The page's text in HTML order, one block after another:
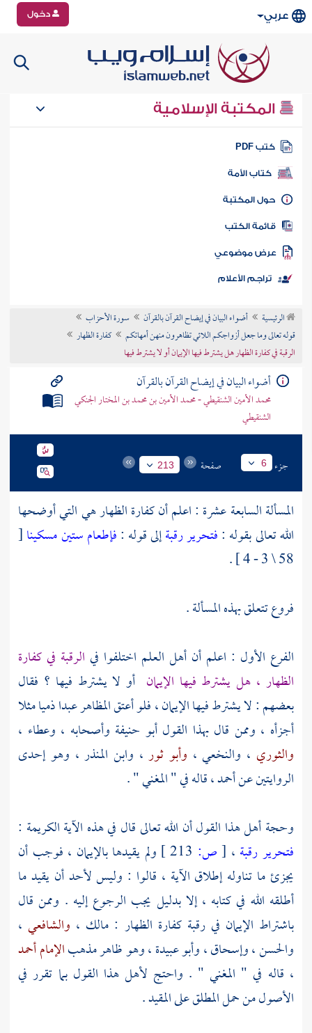
عربي دخول
المكتبة الإسلامية
كتب PDF
كتاب الأمة
المكتبة
الكتب
موضوعي
تراجم الأعلام
الرئيسية أضواء البيان في إيضاح القرآن بالقرآن
سورة الأحزاب
قوله تعالى وما جعل أزواجكم اللائي تظاهرون منهن أمهاتكم
كفارة الظهار
الرقبة في كفارة الظهار هل يشترط فيها الإيمان أو لا يشترط فيها
أضواء البيان في إيضاح القرآن بالقرآن
محمد الأمين الشنقيطي - محمد الأمين بن محمد بن المختار الجنكي
الشنقيطي
جزء 6 صفحة 213
المسألة السابعة عشرة : اعلم أن كفارة الظهار هي التي أوضحها
الله تعالى بقوله :فتحرير رقبةإلى قوله :فإطعام ستين مسكينا[
58 \ 3 - 4 ] .
فروع تتعلق بهذه المسألة .
الفرع الأول : اعلم أن أهل العلم اختلفوا في الرقبة في كفارة
الظهار ، هل يشترط فيها الإيمان أو لا يشترط فيها ؟ فقال
بعضهم : لا يشترط فيها الإيمان ، فلو أعتق المظاهر عبدا ذميا مثلا
أجزأه ، وممن قال بهذا القولأبو حنيفة وأصحابه ، وعطاء ،
والثوري ، والنخعي ، وأبو ثور ، وابن المنذر ، وهو إحدى
الروايتين عنأحمد، قاله في " المغني " .
وحجة أهل هذا القول أن الله تعالى قال في هذه الآية الكريمة :
فتحرير رقبة ، [ص:
ولم يقيدها بالإيمان ، فوجب أن
يجزئ ما تناوله إطلاق الآية ، قالوا : وليس لأحد أن يقيد ما
أطلقه الله في كتابه ، إلا بدليل يجب الرجوع إليه . وممن قال
باشتراط الإيمان في رقبة كفارة الظهار : مالك ، والشافعي ،
والحسن،وإسحاق،وأبو عبيدة، وهو ظاهر مذهبالإمام أحمد
، قاله في " المغني " . واحتج لأهل هذا القول بما تقرر في
الأصول من حمل المطلق على المقيد .